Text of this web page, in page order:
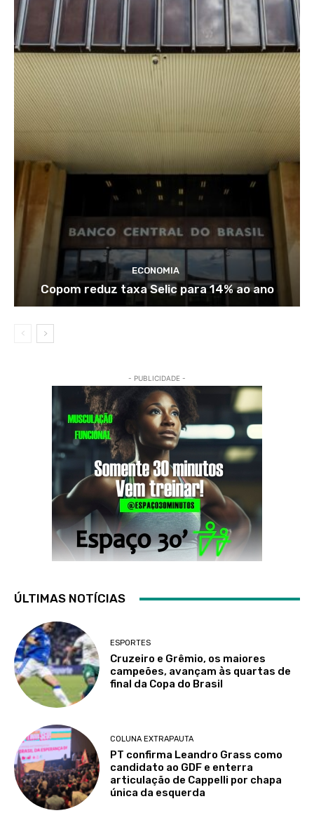
ECONOMIA
Copom reduz taxa Selic para 14% ao ano
- PUBLICIDADE -
ÚLTIMAS NOTÍCIAS
ESPORTES
Cruzeiro e Grêmio, os maiores
campeões, avançam às quartas de
final da Copa do Brasil
COLUNA EXTRAPAUTA
PT confirma Leandro Grass como
candidato ao GDF e enterra
articulação de Cappelli por chapa
única da esquerda